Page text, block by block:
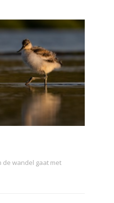
de wandel gaat met